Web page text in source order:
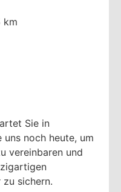
km
Sie in
noch heute, um
vereinbaren und
sichern.